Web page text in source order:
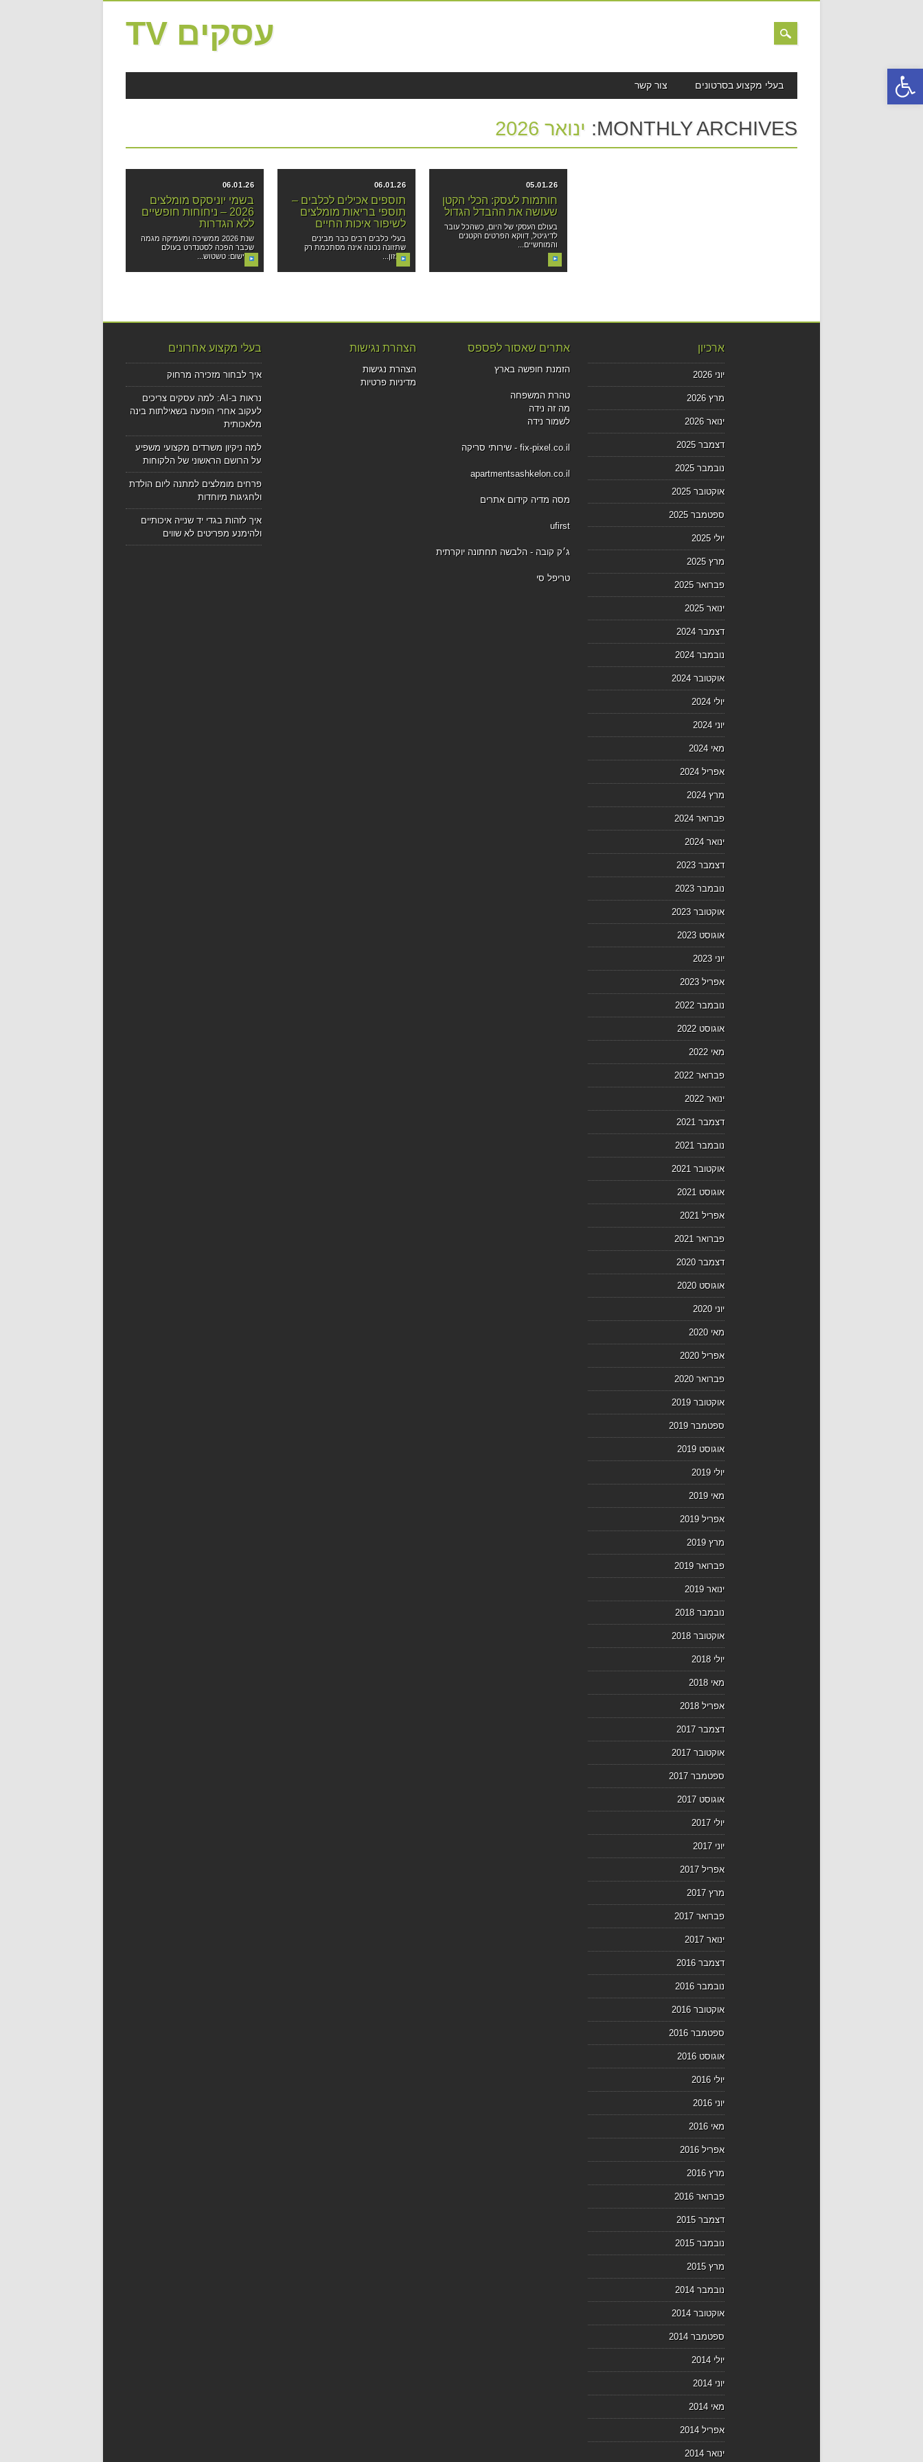
פתח סרגל נגישות
עסקים TV
MAIN MENU
בעלי מקצוע בסרטונים צור קשר
MONTHLY ARCHIVES: ינואר 2026
06.01.26
בשמי יוניסקס מומלצים
2026 – ניחוחות חופשיים
ללא הגדרות
שנת 2026 ממשיכה ומעמיקה מגמה
שכבר הפכה לסטנדרט בעולם
הבישום: טשטוש...
06.01.26
תוספים אכילים לכלבים –
תוספי בריאות מומלצים
לשיפור איכות החיים
בעלי כלבים רבים כבר מבינים
שתזונה נכונה אינה מסתכמת רק
במזון...
05.01.26
חותמות לעסק: הכלי הקטן
שעושה את ההבדל הגדול
בעולם העסקי של היום, כשהכל עובר
לדיגיטל, דווקא הפרטים הקטנים
והמוחשיים...
בעלי מקצוע אחרונים
איך לבחור מזכירה מרחוק
נראות ב-AI: למה עסקים צריכים
לעקוב אחרי הופעה בשאילתות בינה
מלאכותית
למה ניקיון משרדים מקצועי משפיע
על הרושם הראשוני של הלקוחות
פרחים מומלצים למתנה ליום הולדת
ולחגיגות מיוחדות
איך לזהות בגדי יד שנייה איכותיים
ולהימנע מפריטים לא שווים
הצהרת נגישות
הצהרת נגישות
מדיניות פרטיות
אתרים שאסור לפספס
הזמנת חופשה בארץ
טהרת המשפחה
מה זה נידה
לשמור נידה
fix-pixel.co.il - שירותי סריקה
apartmentsashkelon.co.il
מסה מדיה קידום אתרים
ufirst
ג׳ק קובה - הלבשה תחתונה יוקרתית
טריפל סי
ארכיון
יוני 2026
מרץ 2026
ינואר 2026
דצמבר 2025
נובמבר 2025
אוקטובר 2025
ספטמבר 2025
יולי 2025
מרץ 2025
פברואר 2025
ינואר 2025
דצמבר 2024
נובמבר 2024
אוקטובר 2024
יולי 2024
יוני 2024
מאי 2024
אפריל 2024
מרץ 2024
פברואר 2024
ינואר 2024
דצמבר 2023
נובמבר 2023
אוקטובר 2023
אוגוסט 2023
יוני 2023
אפריל 2023
נובמבר 2022
אוגוסט 2022
מאי 2022
פברואר 2022
ינואר 2022
דצמבר 2021
נובמבר 2021
אוקטובר 2021
אוגוסט 2021
אפריל 2021
פברואר 2021
דצמבר 2020
אוגוסט 2020
יוני 2020
מאי 2020
אפריל 2020
פברואר 2020
אוקטובר 2019
ספטמבר 2019
אוגוסט 2019
יולי 2019
מאי 2019
אפריל 2019
מרץ 2019
פברואר 2019
ינואר 2019
נובמבר 2018
אוקטובר 2018
יולי 2018
מאי 2018
אפריל 2018
דצמבר 2017
אוקטובר 2017
ספטמבר 2017
אוגוסט 2017
יולי 2017
יוני 2017
אפריל 2017
מרץ 2017
פברואר 2017
ינואר 2017
דצמבר 2016
נובמבר 2016
אוקטובר 2016
ספטמבר 2016
אוגוסט 2016
יולי 2016
יוני 2016
מאי 2016
אפריל 2016
מרץ 2016
פברואר 2016
דצמבר 2015
נובמבר 2015
מרץ 2015
נובמבר 2014
אוקטובר 2014
ספטמבר 2014
יולי 2014
יוני 2014
מאי 2014
אפריל 2014
ינואר 2014